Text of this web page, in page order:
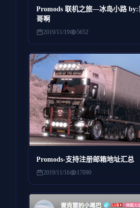
Promods 联机之旅—冰岛小路 by:
哥啊
2019/11/19 5652
Promods-支持注册邮箱地址汇总
2019/11/16 17090